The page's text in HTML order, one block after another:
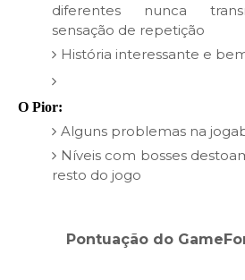
diferentes nunca
sensação de repetição
História interessante e
O Pior:
Alguns problemas na
Níveis com bosses
resto do jogo
Pontuação do